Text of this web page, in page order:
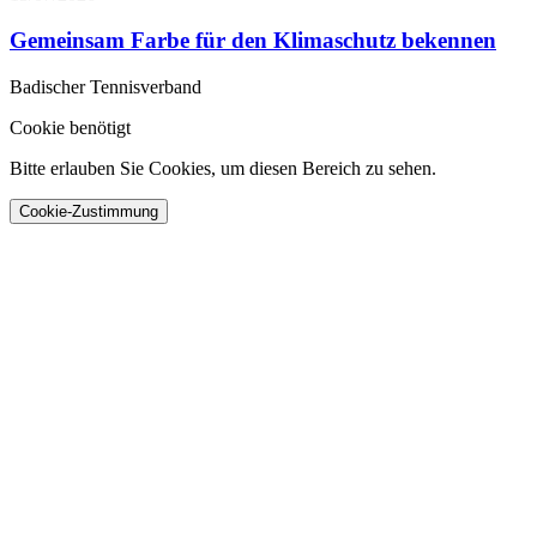
Gemeinsam Farbe für den Klimaschutz bekennen
Badischer Tennisverband
Cookie benötigt
Bitte erlauben Sie Cookies, um diesen Bereich zu sehen.
Cookie-Zustimmung